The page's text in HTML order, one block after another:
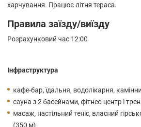
харчування. Працює літня тераса.
Правила заїзду/виїзду
Розрахунковий час 12:00
Інфраструктура
кафе-бар, їдальня, водолікарня,
сауна з 2 басейнами, фітнес-центр і
масаж, настільний теніс, власний
(350 м)